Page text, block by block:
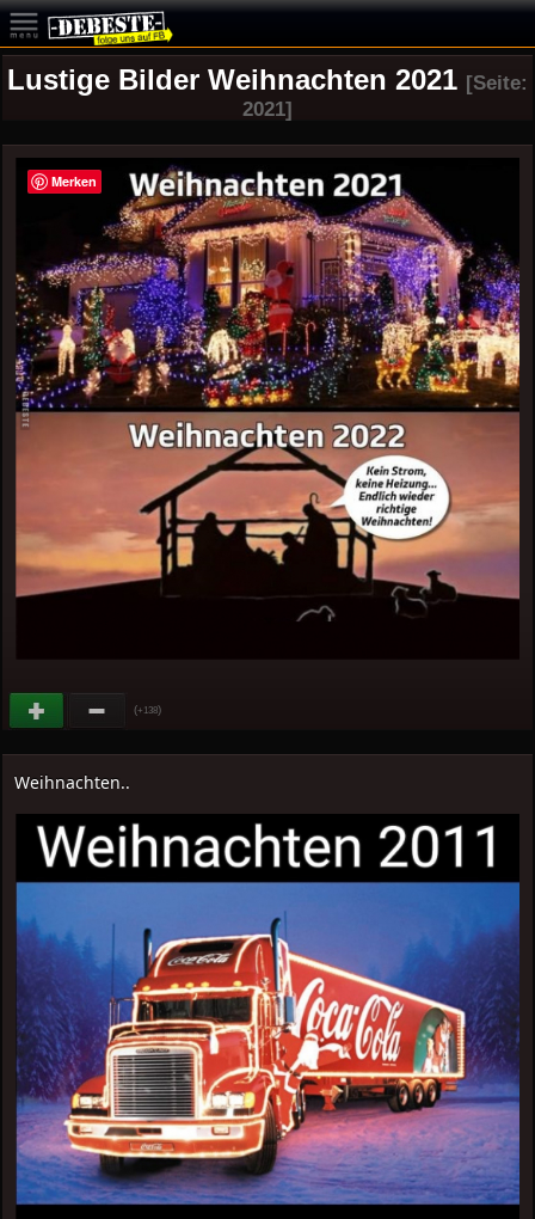
Lustige Bilder Weihnachten 2021 [Seite:
2021]
(+138)
Weihnachten..
Merken